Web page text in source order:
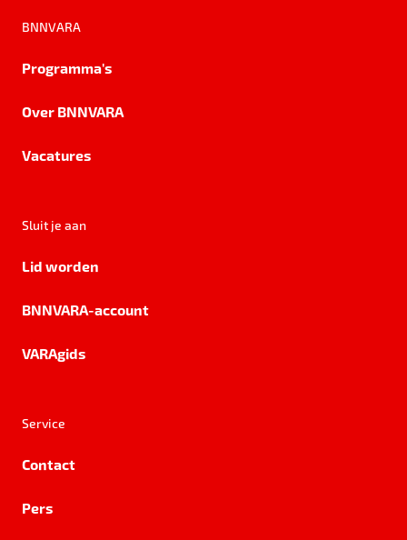
BNNVARA
Programma's
Over BNNVARA
Vacatures
Sluit je aan
Lid worden
BNNVARA-account
VARAgids
Service
Contact
Pers